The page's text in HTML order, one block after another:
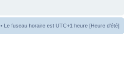
• Le fuseau horaire est UTC+1 heure [Heure d’été]